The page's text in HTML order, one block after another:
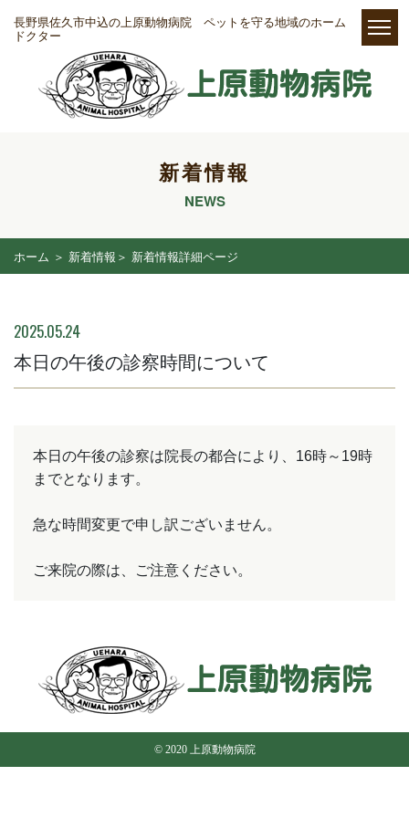
長野県佐久市中込の上原動物病院 ペットを守る地域のホーム
ドクター
新着情報
NEWS
ホーム ＞ 新着情報＞ 新着情報詳細ページ
2025.05.24
本日の午後の診察時間について
本日の午後の診察は院長の都合により、16時～19時
までとなります。
急な時間変更で申し訳ございません。
ご来院の際は、ご注意ください。
© 2020 上原動物病院